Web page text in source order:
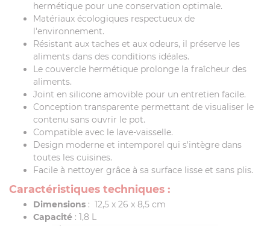
hermétique pour une conservation optimale.
Matériaux écologiques respectueux de
l'environnement.
Résistant aux taches et aux odeurs, il préserve les
aliments dans des conditions idéales.
Le couvercle hermétique prolonge la fraîcheur des
aliments.
Joint en silicone amovible pour un entretien facile.
Conception transparente permettant de visualiser le
contenu sans ouvrir le pot.
Compatible avec le lave-vaisselle.
Design moderne et intemporel qui s'intègre dans
toutes les cuisines.
Facile à nettoyer grâce à sa surface lisse et sans plis.
Caractéristiques techniques :
Dimensions : 12,5 x 26 x 8,5 cm
Capacité : 1,8 L